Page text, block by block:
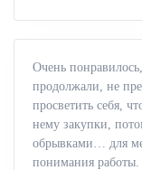
Очень
продолжали, не
просветить себя,
нему закупки,
обрывками… для
понимания работы.